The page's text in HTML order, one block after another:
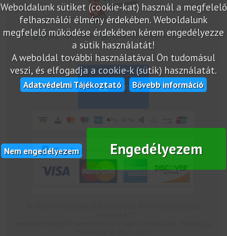
Weboldalunk sütiket (cookie-kat) használ a megfelelő
felhasználói élmény érdekében. Weboldalunk
megfelelő működése érdekében kérem engedélyezze
a sütik használatát!
A weboldal további használatával Ön tudomásul
veszi, és elfogadja a cookie-k (sütik) használatát.
Adatvédelmi Tájékoztató Bővebb információ
Nem engedélyezem Engedélyezem
marketplace partner